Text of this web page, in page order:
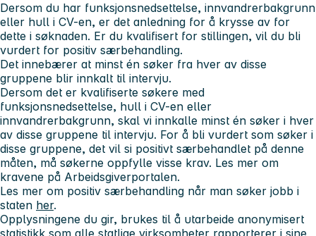
Dersom du har funksjonsnedsettelse, innvandrerbakgrunn
eller hull i CV-en, er det anledning for å krysse av for
dette i søknaden. Er du kvalifisert for stillingen, vil du bli
vurdert for positiv særbehandling.
Det innebærer at minst én søker fra hver av disse
gruppene blir innkalt til intervju.
Dersom det er kvalifiserte søkere med
funksjonsnedsettelse, hull i CV-en eller
innvandrerbakgrunn, skal vi innkalle minst én søker i hver
av disse gruppene til intervju. For å bli vurdert som søker i
disse gruppene, det vil si positivt særbehandlet på denne
måten, må søkerne oppfylle visse krav. Les mer om
kravene på Arbeidsgiverportalen.
Les mer om positiv særbehandling når man søker jobb i
staten her.
Opplysningene du gir, brukes til å utarbeide anonymisert